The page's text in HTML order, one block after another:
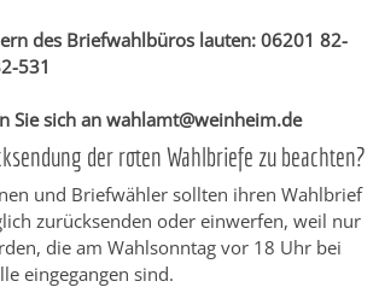
des Briefwahlbüros lauten: 06201 82-
531
Sie sich an wahlamt@weinheim.de
der roten Wahlbriefe zu beachten?
und Briefwähler sollten ihren Wahlbrief
zurücksenden oder einwerfen, weil nur
die am Wahlsonntag vor 18 Uhr bei
eingegangen sind.